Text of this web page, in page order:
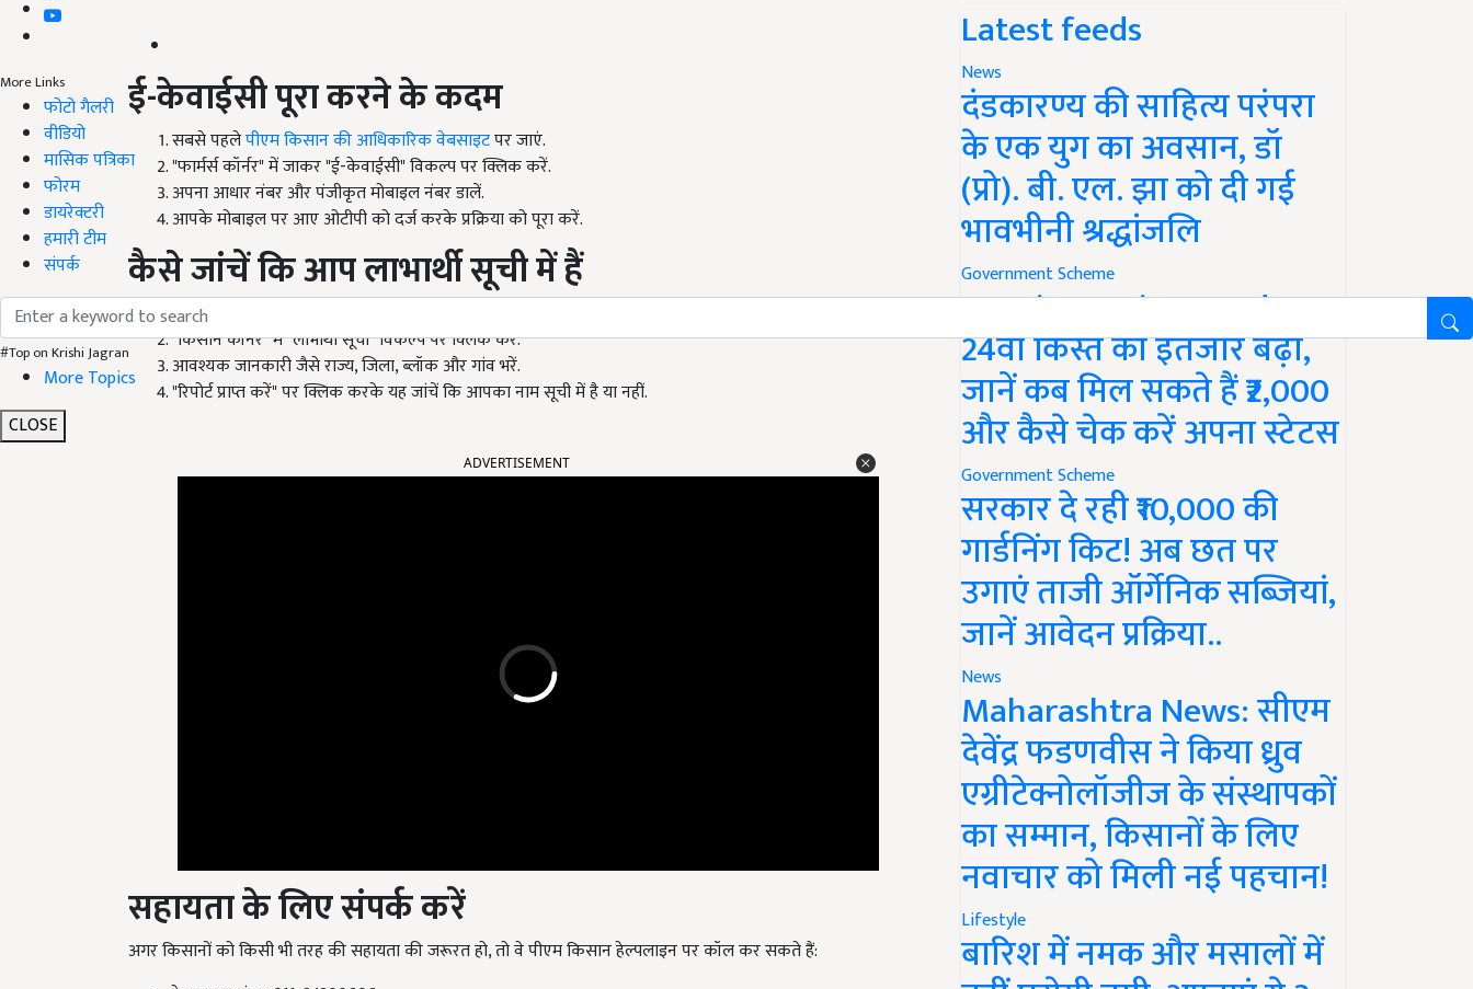
More Links
फोटो गैलरी
वीडियो
मासिक पत्रिका
फोरम
डायरेक्टरी
हमारी टीम
संपर्क
#Top on Krishi Jagran
More Topics
CLOSE
ई-केवाईसी पूरा करने के कदम
सबसे पहलेपीएम किसान की आधिकारिक वेबसाइटपर जाएं.
"फार्मर्स कॉर्नर" में जाकर "ई-केवाईसी" विकल्प पर क्लिक करें.
अपना आधार नंबर और पंजीकृत मोबाइल नंबर डालें.
आपके मोबाइल पर आए ओटीपी को दर्ज करके प्रक्रिया को पूरा करें.
कैसे जांचें कि आप लाभार्थी सूची में हैं
पीएम किसान की वेबसाइट पर जाएं.
"किसान कॉर्नर" में "लाभार्थी सूची" विकल्प पर क्लिक करें.
आवश्यक जानकारी जैसे राज्य, जिला, ब्लॉक और गांव भरें.
"रिपोर्ट प्राप्त करें" पर क्लिक करके यह जांचें कि आपका नाम सूची में है या नहीं.
सहायता के लिए संपर्क करें
अगर किसानों को किसी भी तरह की सहायता की जरूरत हो, तो वे पीएम किसान हेल्पलाइन पर कॉल कर सकते हैं:
हेल्पलाइन नंबर: 011-24300606
Latest feeds
News
दंडकारण्य की साहित्य परंपरा
के एक युग का अवसान, डॉ
(प्रो). बी. एल. झा को दी गई
भावभीनी श्रद्धांजलि
Government Scheme
PM Kisan Yojana Update:
24वीं किस्त का इंतजार बढ़ा,
जानें कब मिल सकते हैं ₹2,000
और कैसे चेक करें अपना स्टेटस
Government Scheme
सरकार दे रही ₹10,000 की
गार्डनिंग किट! अब छत पर
उगाएं ताजी ऑर्गेनिक सब्जियां,
जानें आवेदन प्रक्रिया..
News
Maharashtra News: सीएम
देवेंद्र फडणवीस ने किया ध्रुव
एग्रीटेक्नोलॉजीज के संस्थापकों
का सम्मान, किसानों के लिए
नवाचार को मिली नई पहचान!
Lifestyle
बारिश में नमक और मसालों में